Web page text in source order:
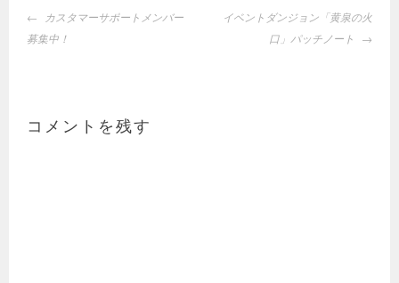
投
稿
ー
カスタマーサポートメンバー
募集中！
イベントダンジョン「黄泉の火
口」パッチノート
コメントを残す